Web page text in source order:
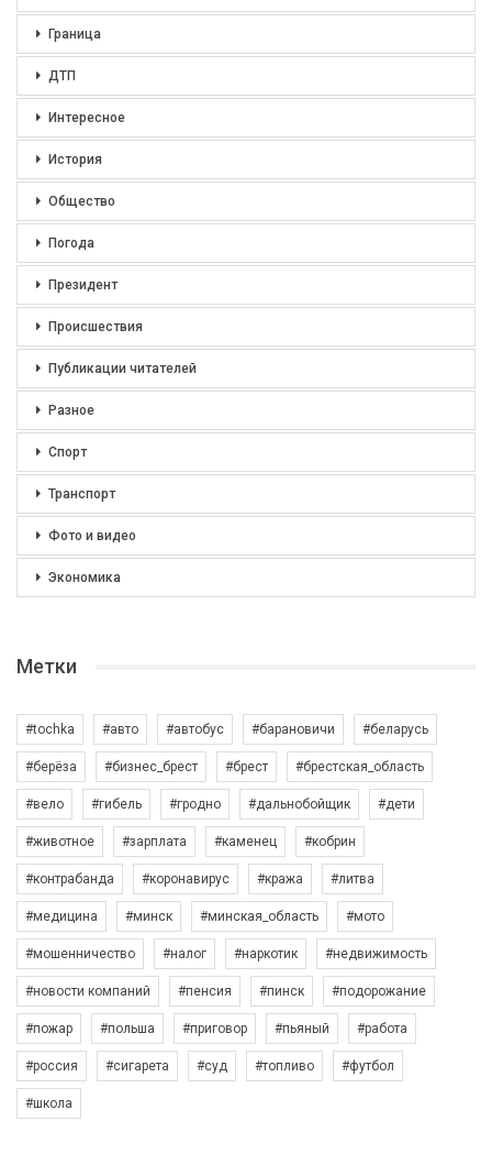
Граница
ДТП
Интересное
История
Общество
Погода
Президент
Происшествия
Публикации читателей
Разное
Спорт
Транспорт
Фото и видео
Экономика
Метки
#tochka #авто #автобус #барановичи #беларусь
#берёза #бизнес_брест #брест #брестская_область
#вело #гибель #гродно #дальнобойщик #дети
#животное #зарплата #каменец #кобрин
#контрабанда #коронавирус #кража #литва
#медицина #минск #минская_область #мото
#мошенничество #налог #наркотик #недвижимость
#новости компаний #пенсия #пинск #подорожание
#пожар #польша #приговор #пьяный #работа
#россия #сигарета #суд #топливо #футбол
#школа